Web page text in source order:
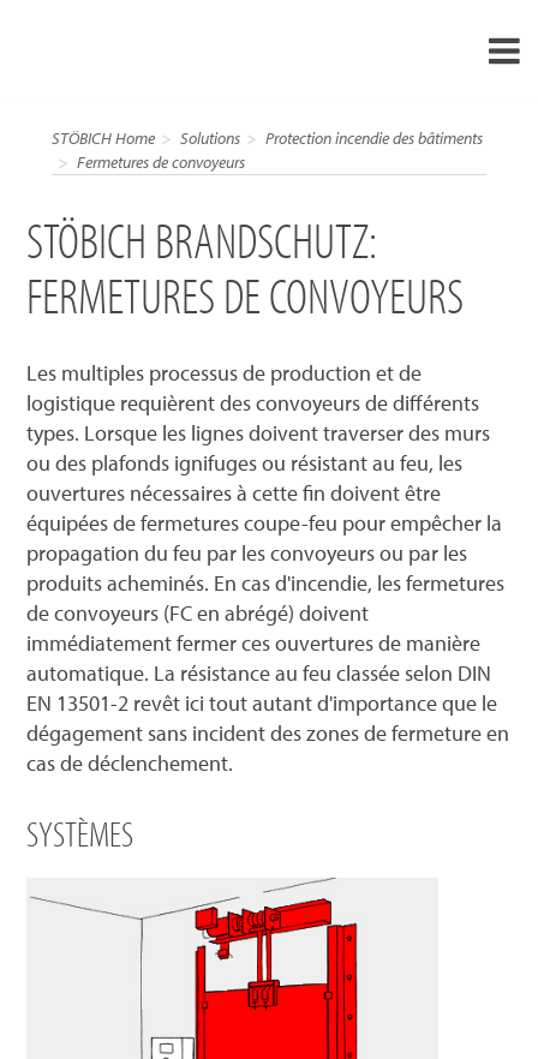
À propos de nous
Solutions
Références
Mondes thématiques
Actualités
Contact
STÖBICH Home Solutions
Protection incendie des bâtiments
Fermetures de convoyeurs
STÖBICH BRANDSCHUTZ:
FERMETURES DE CONVOYEURS
Les multiples processus de production et de
logistique requièrent des convoyeurs de différents
types. Lorsque les lignes doivent traverser des murs
ou des plafonds ignifuges ou résistant au feu, les
ouvertures nécessaires à cette fin doivent être
équipées de fermetures coupe-feu pour empêcher la
propagation du feu par les convoyeurs ou par les
produits acheminés. En cas d'incendie, les fermetures
de convoyeurs (FC en abrégé) doivent
immédiatement fermer ces ouvertures de manière
automatique. La résistance au feu classée selon DIN
EN 13501-2 revêt ici tout autant d'importance que le
dégagement sans incident des zones de fermeture en
cas de déclenchement.
SYSTÈMES